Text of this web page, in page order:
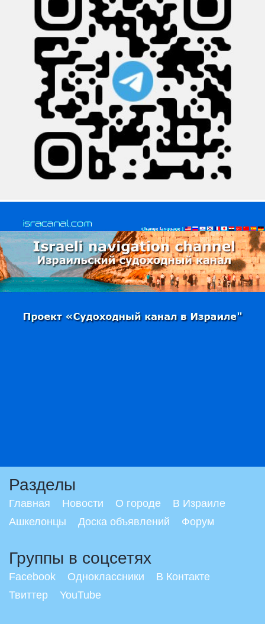
Разделы
Главная Новости О городе
В Израиле
Ашкелонцы
Доска объявлений Форум
Группы в соцсетях
Facebook Одноклассники
В Контакте
Твиттер
YouTube